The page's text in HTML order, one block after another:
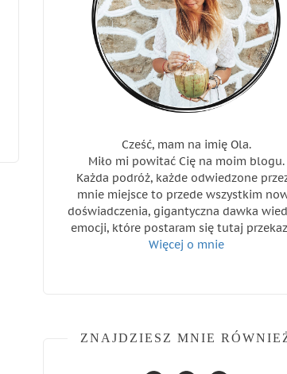
Cześć, mam na imię Ola.
Miło mi powitać Cię na moim blogu.
Każda podróż, każde odwiedzone
mnie miejsce to przede wszystkim
doświadczenia, gigantyczna dawka
emocji, które postaram się tutaj
Więcej o mnie
ZNAJDZIESZ MNIE